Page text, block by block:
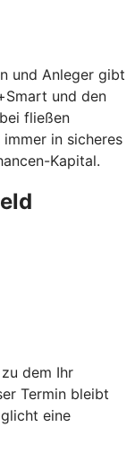
und Anleger gibt
und den
fließen
in sicheres
Kapital.
dem Ihr
Termin bleibt
eine